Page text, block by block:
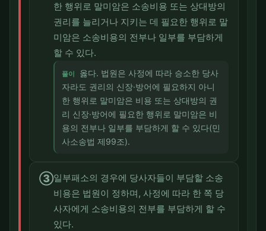
한 행위로 말미암은 소송비용 또는 상대방의
권리를 늘리거나 지키는 데 필요한 행위로 말
미암은 소송비용의 전부나 일부를 부담하게
할 수 있다.
풀이
옳다. 법원은 사정에 따라 승소한 당사
자라도 권리의 신장·방어에 필요하지 아니
한 행위로 말미암은 비용 또는 상대방의 권
리 신장·방어에 필요한 행위로 말미암은 비
용의 전부나 일부를 부담하게 할 수 있다(민
사소송법 제99조).
③일부패소의 경우에 당사자들이 부담할 소송
비용은 법원이 정하며, 사정에 따라 한 쪽 당
사자에게 소송비용의 전부를 부담하게 할 수
있다.